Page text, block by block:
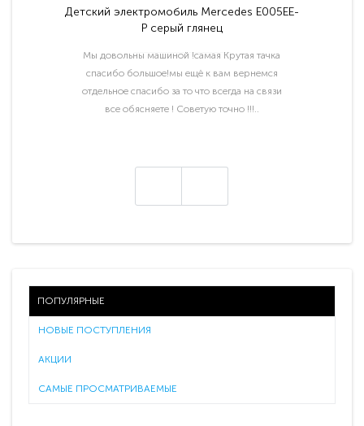
Детский электромобиль Mercedes E005EE-
P серый глянец
Мы довольны машиной !самая Крутая тачка
спасибо большое!мы ещё к вам вернемся
отдельное спасибо за то что всегда на связи
все обясняете ! Советую точно !!!..
ПОПУЛЯРНЫЕ
НОВЫЕ ПОСТУПЛЕНИЯ
АКЦИИ
САМЫЕ ПРОСМАТРИВАЕМЫЕ